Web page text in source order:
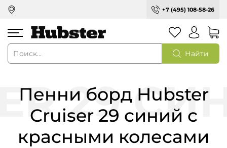
+7 (495) 108-58-26
Найти
Пенни борд Hubster
Cruiser 29 синий с
красными колесами